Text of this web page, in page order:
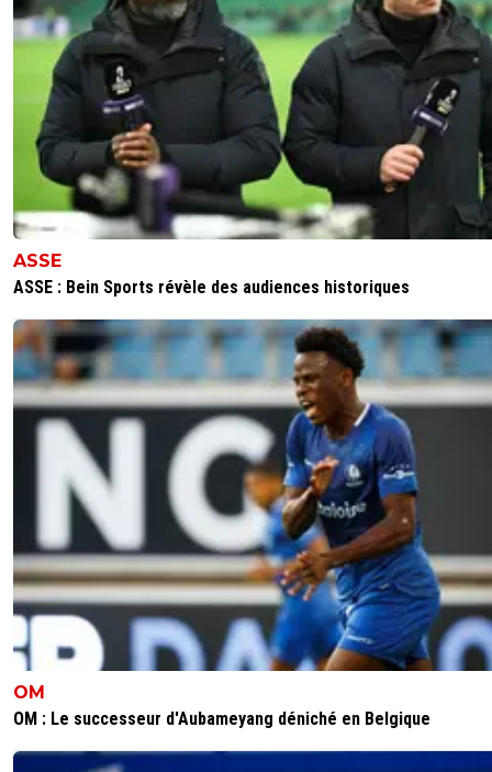
ASSE
ASSE : Bein Sports révèle des audiences historiques
OM
OM : Le successeur d'Aubameyang déniché en Belgique